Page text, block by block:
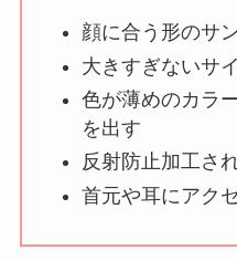
顔に合う形のサ
大きすぎないサ
色が薄めのカラ
を出す
反射防止加工さ
首元や耳にアク